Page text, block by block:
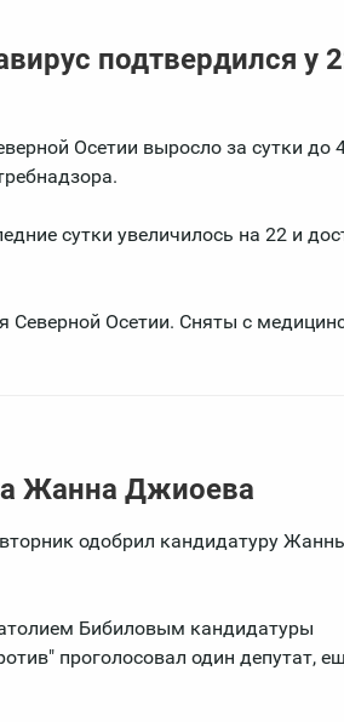
подтвердился у
Осетии выросло за сутки до
сутки увеличилось на 22 и
Северной Осетии. Сняты с
Жанна Джиоева
одобрил кандидатуру
Бибиловым кандидатуры
проголосовал один депутат,